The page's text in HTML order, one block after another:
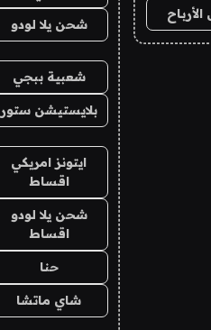
شحن يلا لودو
شعبية ببجي
بلايستيشن ستور
ايتونز امريكي
اقساط
شحن يلا لودو
اقساط
حنا
شاي ماتشا